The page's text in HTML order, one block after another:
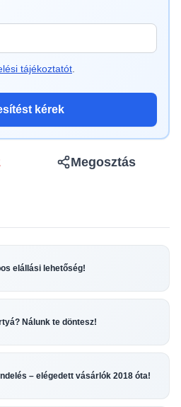
tájékoztatót
kérek
Megosztás
elállási lehetőség!
Nálunk te döntesz!
– elégedett vásárlók 2018 óta!